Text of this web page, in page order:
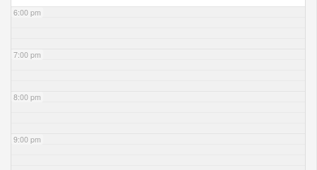
6:00 pm
7:00 pm
8:00 pm
9:00 pm